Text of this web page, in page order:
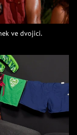
ve dvojici.